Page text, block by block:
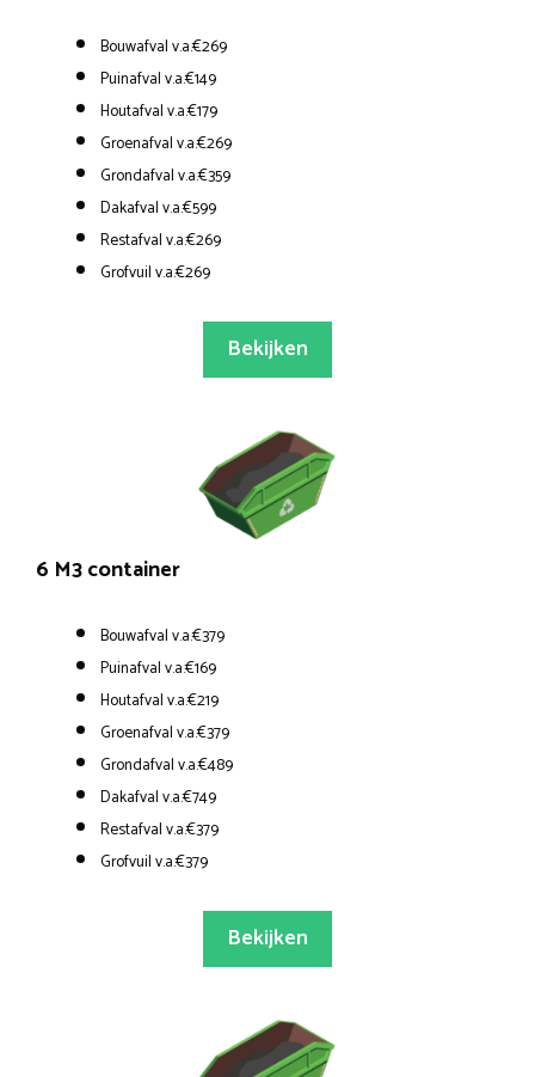
Bouwafval v.a.€269
Puinafval v.a.€149
Houtafval v.a.€179
Groenafval v.a.€269
Grondafval v.a.€359
Dakafval v.a.€599
Restafval v.a.€269
Grofvuil v.a.€269
Bekijken
6 M3 container
Bouwafval v.a.€379
Puinafval v.a.€169
Houtafval v.a.€219
Groenafval v.a.€379
Grondafval v.a.€489
Dakafval v.a.€749
Restafval v.a.€379
Grofvuil v.a.€379
Bekijken